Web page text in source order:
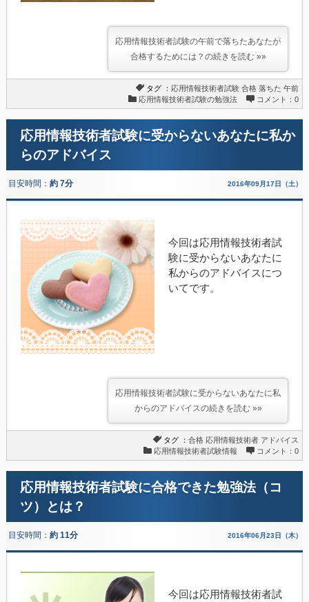
応用情報技術者試験の午前で落ちたあなたが
合格するためには？の続きを読む »»
タグ ： 応用情報技術者試験 合格 落ちた 午前
応用情報技術者試験の勉強法
コメント：0
応用情報技術者試験に受からないあなたに私か
らのアドバイス
目安時間： 約 7分 2016年09月17日（土）
今回は応用情報技術者試
験に受からないあなたに
私からのアドバイスにつ
いてです。
応用情報技術者試験に受からないあなたに私
からのアドバイスの続きを読む »»
タグ ：合格 応用情報技術者 アドバイス
応用情報技術者試験情報
コメント：0
応用情報技術者試験に合格できた勉強法（コ
ツ）とは？
目安時間： 約 11分 2016年06月23日（木）
今回は応用情報技術者試